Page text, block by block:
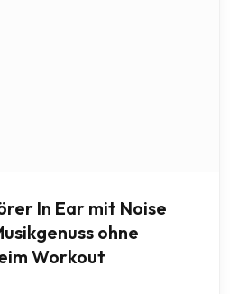
In Ear mit Noise
ohne
Workout